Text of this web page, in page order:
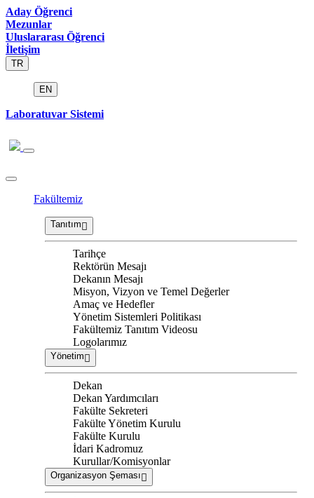
Aday Öğrenci
Mezunlar
Uluslararası Öğrenci
İletişim
TR
EN
Laboratuvar Sistemi
Fakültemiz
Tanıtım
Tarihçe
Rektörün Mesajı
Dekanın Mesajı
Misyon, Vizyon ve Temel Değerler
Amaç ve Hedefler
Yönetim Sistemleri Politikası
Fakültemiz Tanıtım Videosu
Logolarımız
Yönetim
Dekan
Dekan Yardımcıları
Fakülte Sekreteri
Fakülte Yönetim Kurulu
Fakülte Kurulu
İdari Kadromuz
Kurullar/Komisyonlar
Organizasyon Şeması